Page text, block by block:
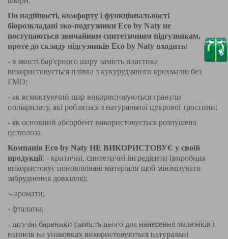
По надійності, комфорту і функціональності
біорозкладані эко-подгузники Eco by Naty не
поступаються звичайним синтетичним підгузникам,
проте до складу підгузників Eco by Naty входить:
- в якості бар'єрного шару замість пластика
використовується плівка з кукурудзяного крохмалю без
ГМО:
- як всмоктуючий шар використовуються гранули
поліарилату, які робляться з натуральної цукрової тростини;
- як основний абсорбент використовується розпушена
целюлоза.
Компанія Eco by Naty НЕ ВИКОРИСТОВУЄ у своїй
продукції: - критичні, синтетичні інгредієнти (виробник
використовує поновлювані матеріали щоб мінімізувати
забруднення довкілля);
- аромати;
- фталаты;
- штучні барвники (замість цього для нанесення малюнків і
написів на упаковках використовуються натуральні